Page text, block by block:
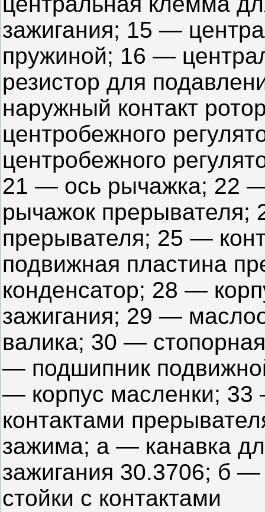
зажигания; 15 —
пружиной; 16 —
резистор для
наружный контакт
центробежного
центробежного
21 — ось рычажка; 22
рычажок прерывателя;
прерывателя; 25 —
подвижная пластина
конденсатор; 28 —
зажигания; 29 —
валика; 30 —
— подшипник
— корпус масленки; 33
контактами
зажима; а — канавка
зажигания 30.3706; б
стойки с контактами